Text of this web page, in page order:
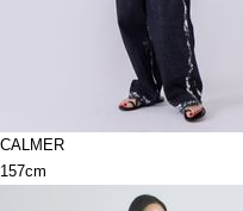
CALMER
157cm